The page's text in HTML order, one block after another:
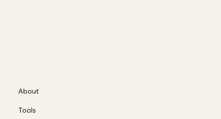
About
Tools